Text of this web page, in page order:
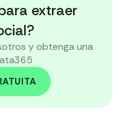
extraer
y obtenga una